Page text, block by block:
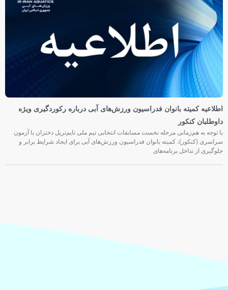
اطلاعیه کمیته بانوان فدراسیون ورزش‌های آبی درباره رکوردگیری ویژه
داوطلبان کنکور
با توجه به هم‌زمانی مرحله نخست مسابقات انتخابی تیم ملی تایم‌تریل دختران با آزمون
سراسری (کنکور)، کمیته بانوان فدراسیون ورزش‌های آبی برای ایجاد شرایط برابر و
جلوگیری از تداخل برنامه‌های